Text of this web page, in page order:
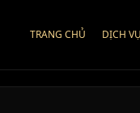
TRANG CHỦ DỊCH VỤ